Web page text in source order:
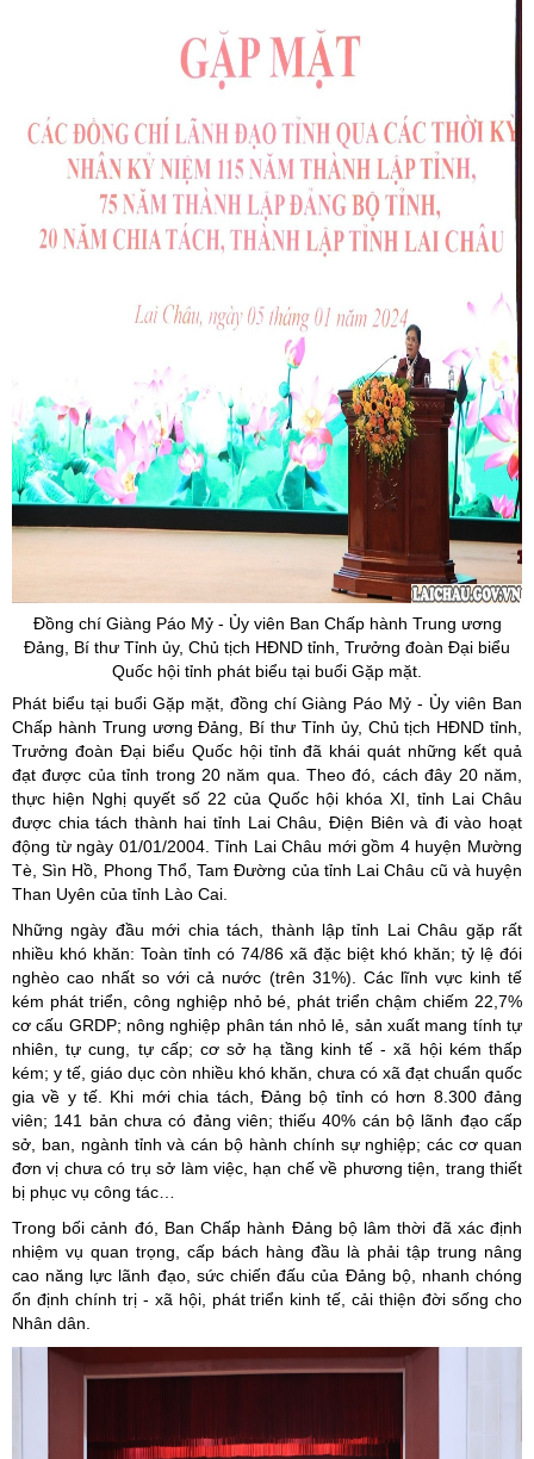
Đồng chí Giàng Páo Mỷ- Ủyviên Ban Chấp hành Trung ương
Đảng, Bí thư Tỉnh ủy, Chủ tịch HĐND tỉnh, Trưởng đoàn Đại biểu
Quốc hội tỉnh phát biểu tại buổi Gặp mặt.
Phát biểu tại buổi Gặp mặt, đồng chí Giàng Páo Mỷ - Ủy viên Ban
Chấp hành Trung ương Đảng, Bí thư Tỉnh ủy, Chủ tịch HĐND tỉnh,
Trưởng đoàn Đại biểu Quốc hội tỉnh đã khái quát những kết quả
đạt được của tỉnh trong 20 năm qua. Theo đó, cách đây 20 năm,
thực hiện Nghị quyết số 22 của Quốc hội khóa XI, tỉnh Lai Châu
được chia tách thành hai tỉnh Lai Châu, Điện Biên và đi vào hoạt
động từ ngày 01/01/2004. Tỉnh Lai Châu mới gồm 4 huyện Mường
Tè, Sìn Hồ, Phong Thổ, Tam Đường của tỉnh Lai Châu cũ và huyện
Than Uyên của tỉnh Lào Cai.
Những ngày đầu mới chia tách, thành lập tỉnh Lai Châu gặp rất
nhiều khó khăn: Toàn tỉnh có 74/86 xã đặc biệt khó khăn; tỷ lệ đói
nghèo cao nhất so với cả nước (trên 31%). Các lĩnh vực kinh tế
kém phát triển, công nghiệp nhỏ bé, phát triển chậm chiếm 22,7%
cơ cấu GRDP; nông nghiệp phân tán nhỏ lẻ, sản xuất mang tính tự
nhiên, tự cung, tự cấp; cơ sở hạ tầng kinh tế - xã hội kém thấp
kém; y tế, giáo dục còn nhiều khó khăn, chưa có xã đạt chuẩn quốc
gia về y tế. Khi mới chia tách, Đảng bộ tỉnh có hơn 8.300 đảng
viên; 141 bản chưa có đảng viên; thiếu 40% cán bộ lãnh đạo cấp
sở, ban, ngành tỉnh và cán bộ hành chính sự nghiệp; các cơ quan
đơn vị chưa có trụ sở làm việc, hạn chế về phương tiện, trang thiết
bị phục vụ công tác…
Trong bối cảnh đó, Ban Chấp hành Đảng bộ lâm thời đã xác định
nhiệm vụ quan trọng, cấp bách hàng đầu là phải tập trung nâng
cao năng lực lãnh đạo, sức chiến đấu của Đảng bộ, nhanh chóng
ổn định chính trị - xã hội, phát triển kinh tế, cải thiện đời sống cho
Nhân dân.